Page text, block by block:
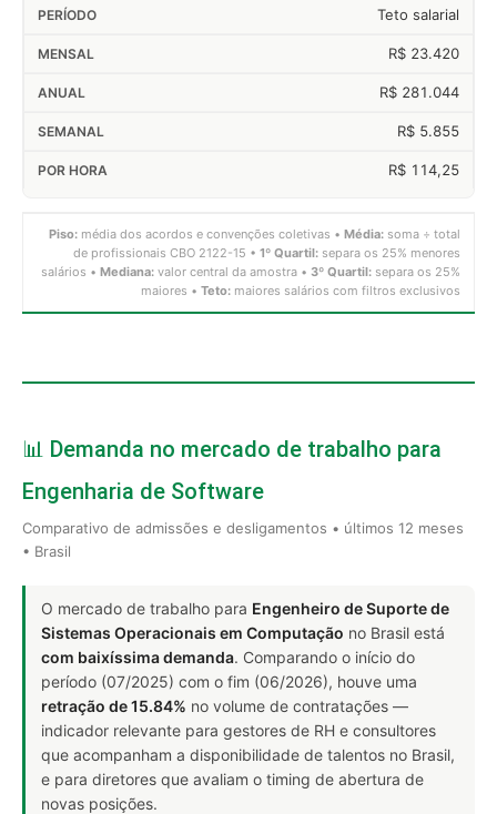
Teto salarial
R$ 23.420
R$ 281.044
R$ 5.855
R$ 114,25
Piso: média dos acordos e convenções coletivas • Média: soma ÷ total
de profissionais CBO 2122-15 • 1º Quartil: separa os 25% menores
salários • Mediana: valor central da amostra • 3º Quartil: separa os 25%
maiores • Teto: maiores salários com filtros exclusivos
📊 Demanda no mercado de trabalho para
Engenharia de Software
Comparativo de admissões e desligamentos • últimos 12 meses
• Brasil
O mercado de trabalho para Engenheiro de Suporte de
Sistemas Operacionais em Computação no Brasil está
com baixíssima demanda. Comparando o início do
período (07/2025) com o fim (06/2026), houve uma
retração de 15.84% no volume de contratações —
indicador relevante para gestores de RH e consultores
que acompanham a disponibilidade de talentos no Brasil,
e para diretores que avaliam o timing de abertura de
novas posições.